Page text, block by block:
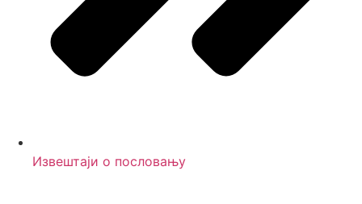
Извештаји о пословању